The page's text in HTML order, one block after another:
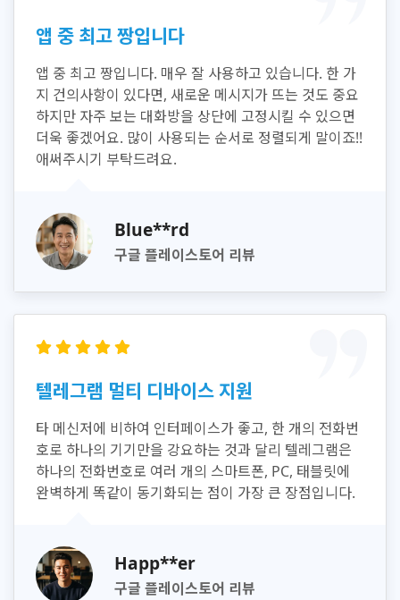
앱 중 최고 짱입니다
앱 중 최고 짱입니다. 매우 잘 사용하고 있습니다. 한 가
지 건의사항이 있다면, 새로운 메시지가 뜨는 것도 중요
하지만 자주 보는 대화방을 상단에 고정시킬 수 있으면
더욱 좋겠어요. 많이 사용되는 순서로 정렬되게 말이죠!!
애써주시기 부탁드려요.
Blue**rd
구글 플레이스토어 리뷰
텔레그램 멀티 디바이스 지원
타 메신저에 비하여 인터페이스가 좋고, 한 개의 전화번
호로 하나의 기기만을 강요하는 것과 달리 텔레그램은
하나의 전화번호로 여러 개의 스마트폰, PC, 태블릿에
완벽하게 똑같이 동기화되는 점이 가장 큰 장점입니다.
Happ**er
구글 플레이스토어 리뷰